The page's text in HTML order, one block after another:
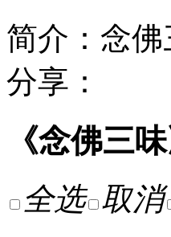
简介：念佛
分享：
《念佛三
全选 取消